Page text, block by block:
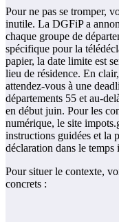
Pour ne pas se tromper,
inutile. La DGFiP a
chaque groupe de
spécifique pour la
papier, la date limite est
lieu de résidence. En
attendez-vous à une
départements 55 et au-
en début juin. Pour les
numérique, le site
instructions guidées et la
déclaration dans le temps
Pour situer le contexte,
concrets :